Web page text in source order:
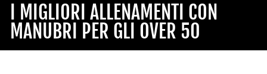
I MIGLIORI ALLENAMENTI CON
MANUBRI PER GLI OVER 50